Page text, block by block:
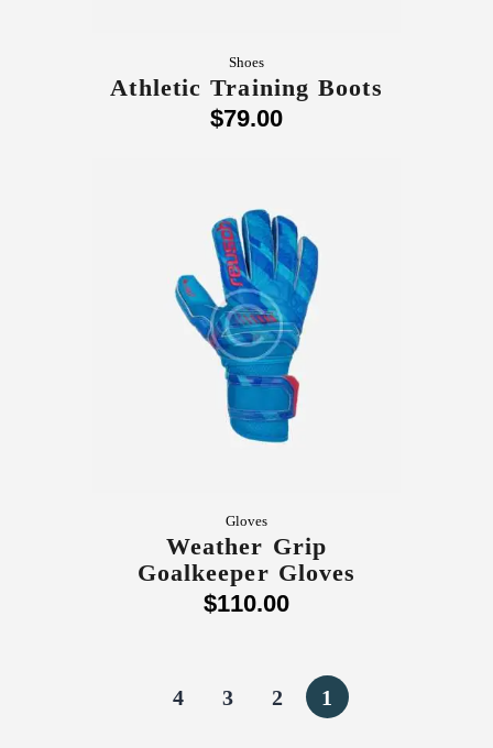
Shoes
Athletic Training Boots
$79.00
Gloves
Weather Grip
Goalkeeper Gloves
$110.00
1
2
3
4